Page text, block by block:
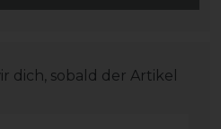
dich, sobald der Artikel